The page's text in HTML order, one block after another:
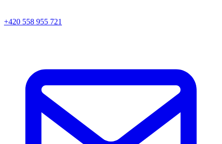
+420 558 955 721